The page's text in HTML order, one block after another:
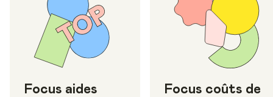
Focus aides
Focus coûts de